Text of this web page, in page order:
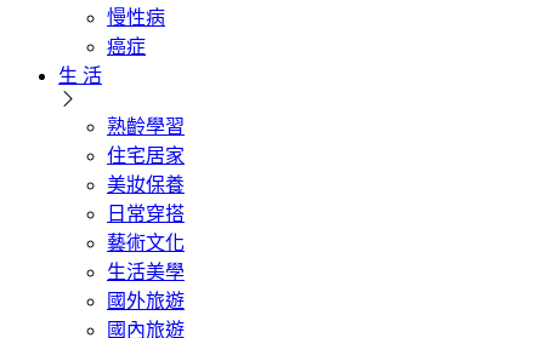
慢性病
癌症
生 活
熟齡學習
住宅居家
美妝保養
日常穿搭
藝術文化
生活美學
國外旅遊
國內旅遊